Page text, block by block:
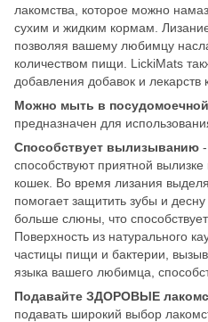
лакомства, которое можно
сухим и жидким кормам. Лизание
позволяя вашему любимцу
количеством пищи. LickiMats
добавления добавок и лекарств
Можно мыть в
предназначен для
Способствует вылизыванию
способствуют приятной вылизке
кошек. Во время лизания
помогает защитить зубы и
больше слюны, что
Поверхность из натурального
частицы пищи и бактерии,
языка вашего любимца,
Подавайте ЗДОРОВЫЕ
подавать широкий выбор